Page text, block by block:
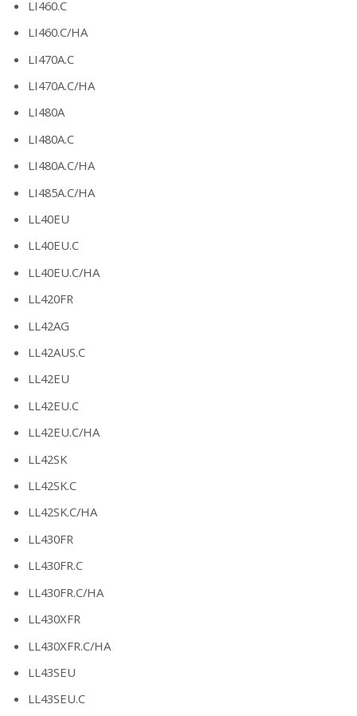
LI460.C
LI460.C/HA
LI470A.C
LI470A.C/HA
LI480A
LI480A.C
LI480A.C/HA
LI485A.C/HA
LL40EU
LL40EU.C
LL40EU.C/HA
LL420FR
LL42AG
LL42AUS.C
LL42EU
LL42EU.C
LL42EU.C/HA
LL42SK
LL42SK.C
LL42SK.C/HA
LL430FR
LL430FR.C
LL430FR.C/HA
LL430XFR
LL430XFR.C/HA
LL43SEU
LL43SEU.C